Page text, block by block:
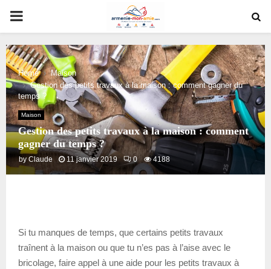
PRIMARY
MENU
Home
Maison
Gestion des petits travaux à la maison : comment gagner du
temps ?
Maison
Gestion des petits travaux à la maison : comment
gagner du temps ?
by Claude 11 janvier 2019 0 4188
Si tu manques de temps, que certains petits travaux
traînent à la maison ou que tu n’es pas à l’aise avec le
bricolage, faire appel à une aide pour les petits travaux à